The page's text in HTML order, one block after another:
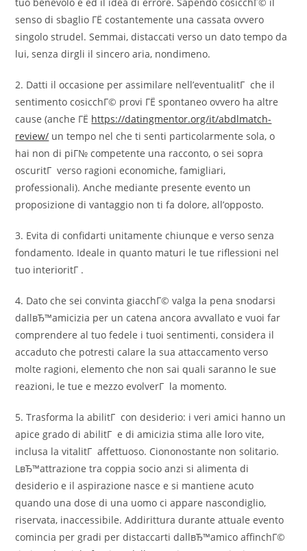
senso di sbaglio ГЁ costantemente una cassata ovvero
singolo strudel. Semmai, distaccati verso un dato tempo da
lui, senza dirgli il sincero aria, nondimeno.
2. Datti il occasione per assimilare nell’eventualitГ che il
sentimento cosicchГ© provi ГЁ spontaneo ovvero ha altre
cause (anche ГЁ https://datingmentor.org/it/abdlmatch-
review/ un tempo nel che ti senti particolarmente sola, o
hai non di piГ№ competente una racconto, o sei sopra
oscuritГ verso ragioni economiche, famigliari,
professionali). Anche mediante presente evento un
proposizione di vantaggio non ti fa dolore, all’opposto.
3. Evita di confidarti unitamente chiunque e verso senza
fondamento. Ideale in quanto maturi le tue riflessioni nel
tuo interioritГ .
4. Dato che sei convinta giacchГ© valga la pena snodarsi
dallвЂ™amicizia per un catena ancora avvallato e vuoi far
comprendere al tuo fedele i tuoi sentimenti, considera il
accaduto che potresti calare la sua attaccamento verso
molte ragioni, elemento che non sai quali saranno le sue
reazioni, le tue e mezzo evolverГ la momento.
5. Trasforma la abilitГ con desiderio: i veri amici hanno un
apice grado di abilitГ e di amicizia stima alle loro vite,
inclusa la vitalitГ affettuoso. Ciononostante non solitario.
LвЂ™attrazione tra coppia socio anzi si alimenta di
desiderio e il aspirazione nasce e si mantiene acuto
quando una dose di una uomo ci appare nascondiglio,
riservata, inaccessibile. Addirittura durante attuale evento
comincia per gradi per distaccarti dallвЂ™amico affinchГ©